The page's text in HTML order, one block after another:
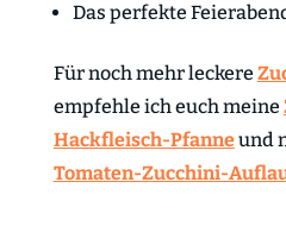
Das perfekte
Für noch mehr leckere
empfehle ich euch meine
Hackfleisch-Pfanneund
Tomaten-Zucchini-